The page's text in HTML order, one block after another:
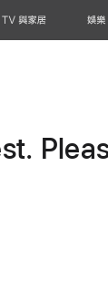
TV 與家居 娛樂